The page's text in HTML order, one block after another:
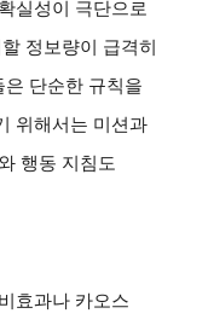
실성이 극단으로
정보량이 급격히
단순한 규칙을
위해서는 미션과
행동 지침도
효과나 카오스